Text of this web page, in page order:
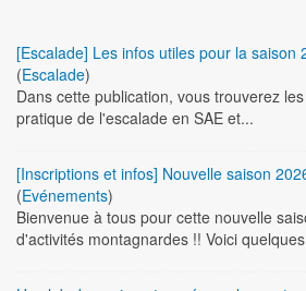
[Escalade] Les infos utiles pour la saison
(Escalade)
Dans cette publication, vous trouverez
pratique de l'escalade en SAE et...
[Inscriptions et infos] Nouvelle saison
(Evénements)
Bienvenue à tous pour cette nouvelle
d'activités montagnardes !! Voici